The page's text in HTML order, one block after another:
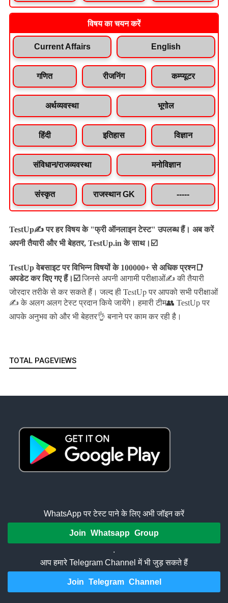
विषय का चयन करें
Current Affairs English
गणित रीजनिंग कम्प्यूटर
अर्थव्यवस्था भूगोल
हिंदी इतिहास विज्ञान
संविधान/राजव्यवस्था मनोविज्ञान
संस्कृत राजस्थान GK -----
TestUp✍️ पर हर विषय के "फ्री ऑनलाइन टेस्ट" उपलब्ध हैं। अब करें
अपनी तैयारी और भी बेहतर, TestUp.in के साथ।☑️
TestUp वेबसाइट पर विभिन्न विषयों के 100000+ से अधिक प्रश्न📑
अपडेट कर दिए गए हैं। ☑️ जिनसे अपनी आगामी परीक्षाओं✍️ की तैयारी
जोरदार तरीके से कर सकते हैं।जल्द ही TestUp पर आपको सभी परीक्षाओं
✍️ के अलग अलग टेस्ट प्रदान किये जायेंगे। हमारी टीम👥 TestUp पर
आपके अनुभव को और भी बेहतर👌 बनाने पर काम कर रही है।
TOTAL PAGEVIEWS
WhatsApp पर टेस्ट पाने के लिए अभी जॉइन करें
Join Whatsapp Group
.
आप हमारे Telegram Channel में भी जुड़ सकते हैं
Join Telegram Channel